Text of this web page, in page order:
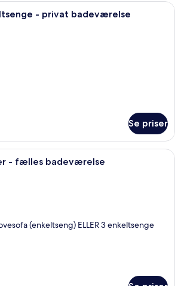
Et soveværelse med to senge, et lille
- privat badeværelse
Se priser
Et soveværelse med to senge,
- fælles badeværelse
(enkeltseng) ELLER 3 enkeltsenge